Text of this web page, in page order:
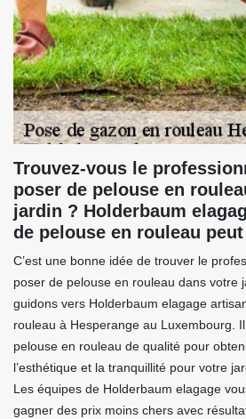
Trouvez-vous le
poser de pelouse en
jardin ? Holderbaum
de pelouse en rouleau
C’est une bonne idée de trouver le
poser de pelouse en rouleau dans votre
guidons vers Holderbaum elagage
rouleau à Hesperange au Luxembourg.
pelouse en rouleau de qualité pour
l’esthétique et la tranquillité pour votre
Les équipes de Holderbaum elagage
gagner des prix moins chers avec